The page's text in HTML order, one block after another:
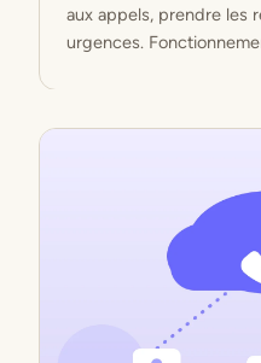
aux appels, prendre les
urgences.